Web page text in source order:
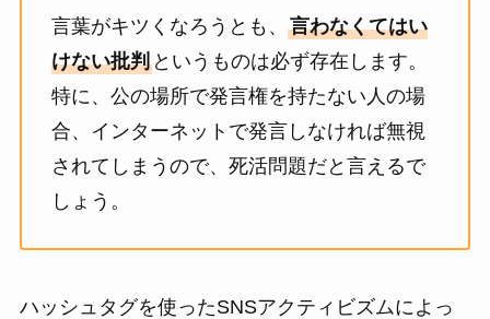
言葉がキツくなろうとも、 言わなくてはい
けない批判というものは必ず存在します。
特に、公の場所で発言権を持たない人の場
合、インターネットで発言しなければ無視
されてしまうので、死活問題だと言えるで
しょう。
ハッシュタグを使ったSNSアクティビズムによっ